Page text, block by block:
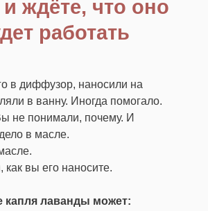
ждёте, что оно
работать
в диффузор, наносили на
в ванну. Иногда помогало.
не понимали, почему. И
в масле.
как вы его наносите.
капля лаванды может: